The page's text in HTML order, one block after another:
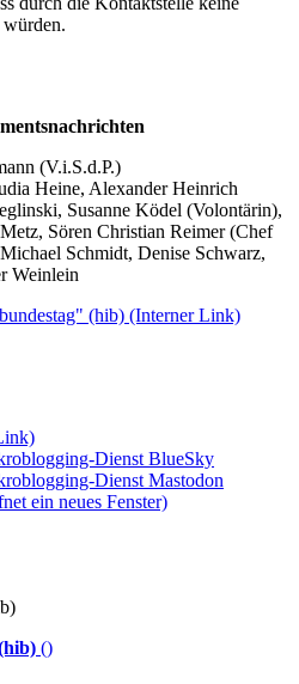
würden.
(V.i.S.d.P.)
Heine, Alexander Heinrich
Susanne Ködel (Volontärin),
Sören Christian Reimer (Chef
Schmidt, Denise Schwarz,
Weinlein
(hib) (Interner Link)
Dienst BlueSky
Dienst Mastodon
ein neues Fenster)
()